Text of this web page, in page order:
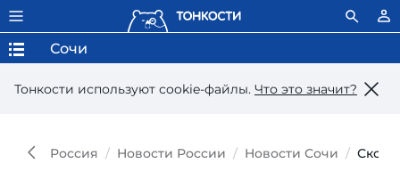
Тонкости используют сookie-файлы. Что это значит?
Сочи
Россия Новости России Новости Сочи